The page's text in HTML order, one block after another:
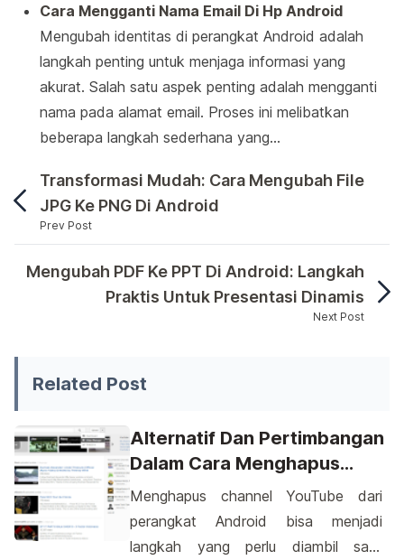
Cara Mengganti Nama Email Di Hp Android
Mengubah identitas di perangkat Android adalah
langkah penting untuk menjaga informasi yang
akurat. Salah satu aspek penting adalah mengganti
nama pada alamat email. Proses ini melibatkan
beberapa langkah sederhana yang…
Transformasi Mudah: Cara Mengubah File
JPG Ke PNG Di Android
Prev Post
Dalam penggunaan sehari-hari, kita sering kali
Mengubah PDF Ke PPT Di Android: Langkah
Praktis Untuk Presentasi Dinamis
Next Post
Related Post
Alternatif Dan Pertimbangan
Dalam Cara Menghapus
Channel YouTube Di HP
Android
Menghapus channel YouTube dari
perangkat Android bisa menjadi
langkah yang perlu diambil saat